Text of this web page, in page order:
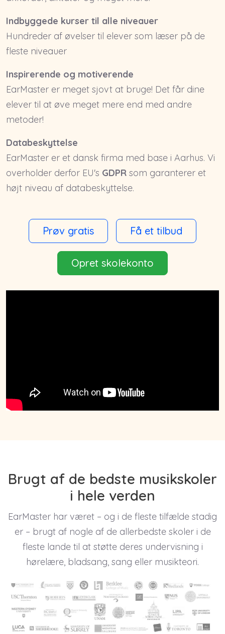
Indbyggede kurser til alle niveauer
Hundreder af øvelser til elever som læser på de
fleste niveauer
Inspirerende og motiverende
EarMaster er meget sjovt at bruge! Det får dine
elever til at øve meget mere end med andre
metoder!
Databeskyttelse
EarMaster er et dansk firma med base i Aarhus. Vi
overholder derfor EU's GDPR som garanterer et
højt niveau af databeskyttelse.
Prøv gratis Få et tilbud
Opret skolekonto
Brugt af de bedste musikskoler
i hele verden
EarMaster har været – og i de fleste tilfælde stadig
er – brugt af nogle af de allerbedste skoler i de
fleste lande til at støtte deres undervisning i
hørelære, bladsang, sang eller musikteori.